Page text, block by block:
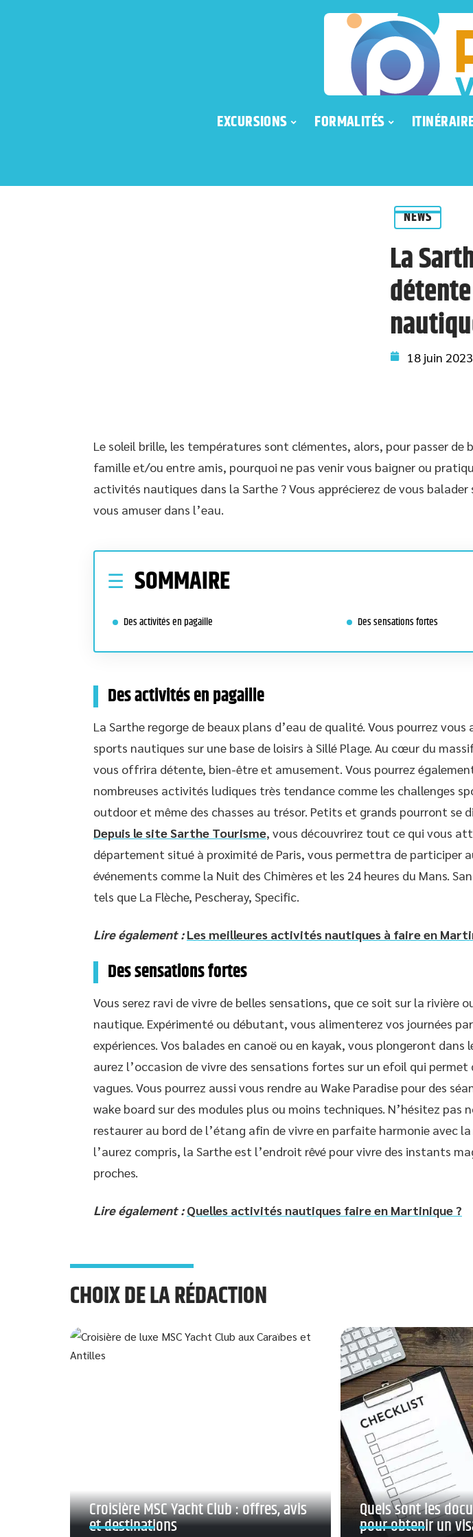
EXCURSIONS FORMALITÉS
NEWS
La
18 juin 2023
Le soleil brille, les températures sont clémentes, alors, pour passer de
famille et/ou entre amis, pourquoi ne pas venir vous baigner ou
activités nautiques dans la Sarthe ? Vous apprécierez de vous balader
vous amuser dans l’eau.
SOMMAIRE
Des activités en pagaille Des sensations fortes
Des activités en pagaille
La Sarthe regorge de beaux plans d’eau de qualité. Vous pourrez vous
sports nautiques sur une base de loisirs à Sillé Plage. Au cœur du
vous offrira détente, bien-être et amusement. Vous pourrez
nombreuses activités ludiques très tendance comme les challenges
outdoor et même des chasses au trésor. Petits et grands pourront se
Depuis le site Sarthe Tourisme, vous découvrirez tout ce qui vous
département situé à proximité de Paris, vous permettra de participer
événements comme la Nuit des Chimères et les 24 heures du Mans.
tels que La Flèche, Pescheray, Specific.
Lire également : Les meilleures activités nautiques à faire en
Des sensations fortes
Vous serez ravi de vivre de belles sensations, que ce soit sur la rivière
nautique. Expérimenté ou débutant, vous alimenterez vos journées
expériences. Vos balades en canoë ou en kayak, vous plongeront dans
aurez l’occasion de vivre des sensations fortes sur un efoil qui permet
vagues. Vous pourrez aussi vous rendre au Wake Paradise pour des
wake board sur des modules plus ou moins techniques. N’hésitez pas
restaurer au bord de l’étang afin de vivre en parfaite harmonie avec
l’aurez compris, la Sarthe est l’endroit rêvé pour vivre des instants
proches.
Lire également : Quelles activités nautiques faire en Martinique ?
CHOIX DE LA RÉDACTION
Croisière MSC Yacht Club : offres, avis
et destinations
Quels sont les
pour obtenir un